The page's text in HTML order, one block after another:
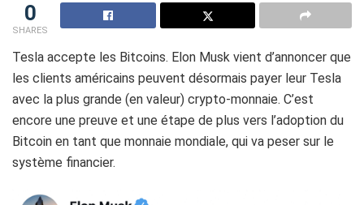
0
SHARES
Tesla accepte les Bitcoins. Elon Musk vient d’annoncer que
les clients américains peuvent désormais payer leur Tesla
avec la plus grande (en valeur) crypto-monnaie. C’est
encore une preuve et une étape de plus vers l’adoption du
Bitcoin en tant que monnaie mondiale, qui va peser sur le
système financier.